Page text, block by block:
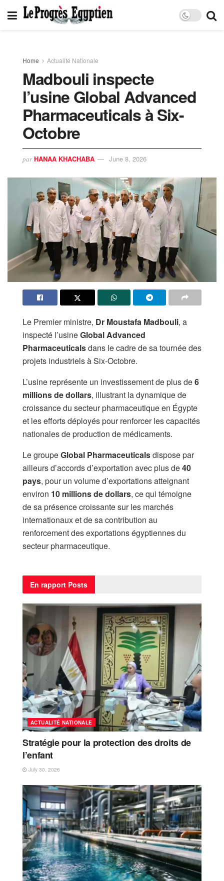
Home Actualité Nationale
Madbouli inspecte
l’usine Global Advanced
Pharmaceuticals à Six-
Octobre
par HANAA KHACHABA June 8, 2026
Le Premier ministre, Dr Moustafa Madbouli, a
inspecté l’usineGlobal Advanced
Pharmaceuticalsdans le cadre de sa tournée des
projets industriels à Six-Octobre.
L’usine représente un investissement de plus de6
millions de dollars, illustrant la dynamique de
croissance du secteur pharmaceutique en Égypte
et les efforts déployés pour renforcer les capacités
nationales de production de médicaments.
Le groupeGlobal Pharmaceuticalsdispose par
ailleurs d’accords d’exportation avec plus de40
pays, pour un volume d’exportations atteignant
environ 10 millions de dollars, ce qui témoigne
de sa présence croissante sur les marchés
internationaux et de sa contribution au
renforcement des exportations égyptiennes du
secteur pharmaceutique.
En rapport Posts
ACTUALITÉ NATIONALE
Stratégie pour la protection des droits de
l’enfant
July 30, 2026